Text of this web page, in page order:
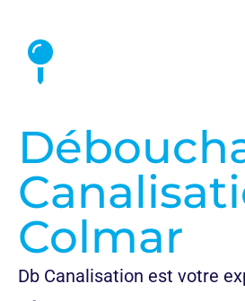
Colmar
Db Canalisation est votre